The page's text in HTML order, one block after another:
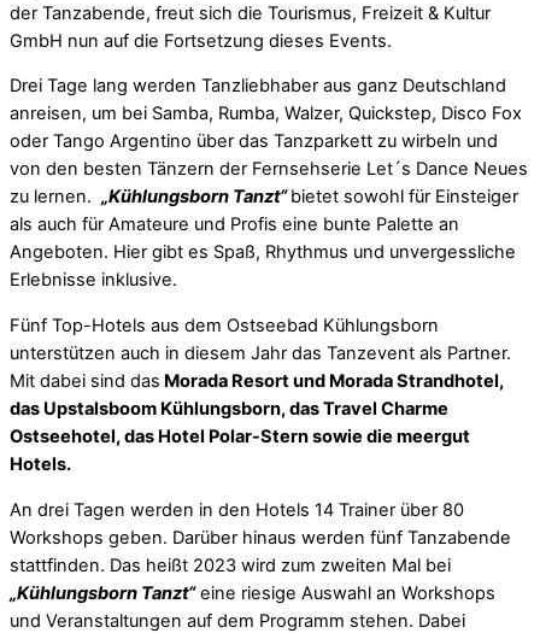
der Tanzabende, freut sich die Tourismus, Freizeit & Kultur
GmbH nun auf die Fortsetzung dieses Events.
Drei Tage lang werden Tanzliebhaber aus ganz Deutschland
anreisen, um bei Samba, Rumba, Walzer, Quickstep, Disco Fox
oder Tango Argentino über das Tanzparkett zu wirbeln und
von den besten Tänzern der Fernsehserie Let´s Dance Neues
zu lernen. „Kühlungsborn Tanzt“bietet sowohl für Einsteiger
als auch für Amateure und Profis eine bunte Palette an
Angeboten. Hier gibt es Spaß, Rhythmus und unvergessliche
Erlebnisse inklusive.
Fünf Top-Hotels aus dem Ostseebad Kühlungsborn
unterstützen auch in diesem Jahr das Tanzevent als Partner.
Mit dabei sind das Morada Resort und Morada Strandhotel,
das Upstalsboom Kühlungsborn, das Travel Charme
Ostseehotel, das Hotel Polar-Stern sowie die meergut
Hotels.
An drei Tagen werden in den Hotels 14 Trainer über 80
Workshops geben. Darüber hinaus werden fünf Tanzabende
stattfinden. Das heißt 2023 wird zum zweiten Mal bei
„Kühlungsborn Tanzt“eine riesige Auswahl an Workshops
und Veranstaltungen auf dem Programm stehen. Dabei